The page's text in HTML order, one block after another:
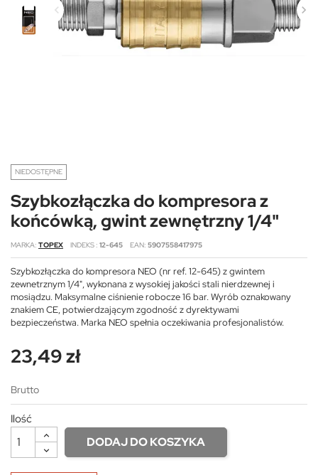
NIEDOSTĘPNE
Szybkozłączka do kompresora z
końcówką, gwint zewnętrzny 1/4"
MARKA TOPEX INDEKS 12-645 EAN 5907558417975
Szybkozłączka do kompresora NEO (nr ref. 12-645) z gwintem
zewnetrznym 1/4", wykonana z wysokiej jakości stali nierdzewnej i
mosiądzu. Maksymalne ciśnienie robocze 16 bar. Wyrób oznakowany
znakiem CE, potwierdzającym zgodność z dyrektywami
bezpieczeństwa. Marka NEO spełnia oczekiwania profesjonalistów.
23,49 zł
Brutto
Ilość
DODAJ DO KOSZYKA